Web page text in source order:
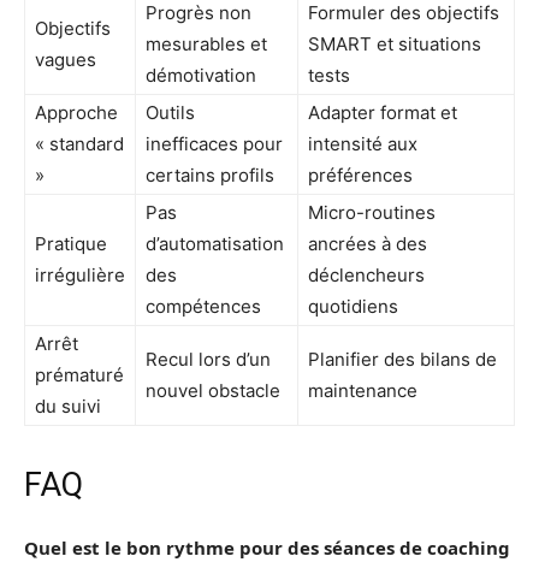
Objectifs
vagues
Progrès non
mesurables et
démotivation
Formuler des objectifs
SMART et situations
tests
Approche
« standard
»
Outils
inefficaces pour
certains profils
Adapter format et
intensité aux
préférences
Pratique
irrégulière
Pas
d’automatisation
des
compétences
Micro-routines
ancrées à des
déclencheurs
quotidiens
Arrêt
prématuré
du suivi
Recul lors d’un
nouvel obstacle
Planifier des bilans de
maintenance
FAQ
Quel est le bon rythme pour des séances de coaching